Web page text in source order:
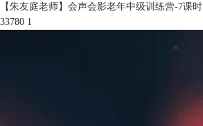
【朱友庭老师】会声会影老年中级训练营-7课时
33780 1